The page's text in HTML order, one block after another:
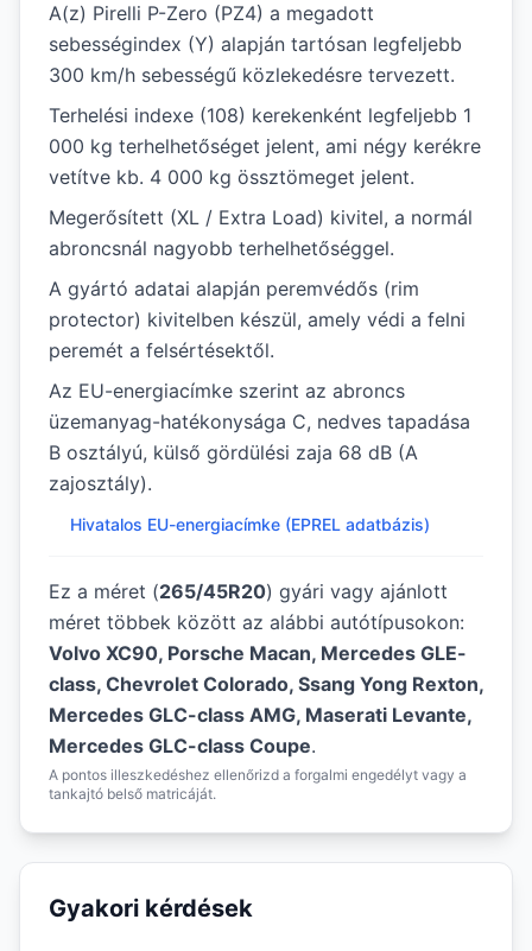
A(z) Pirelli P-Zero (PZ4) a megadott
sebességindex (Y) alapján tartósan legfeljebb
300 km/h sebességű közlekedésre tervezett.
Terhelési indexe (108) kerekenként legfeljebb 1
000 kg terhelhetőséget jelent, ami négy kerékre
vetítve kb. 4 000 kg össztömeget jelent.
Megerősített (XL / Extra Load) kivitel, a normál
abroncsnál nagyobb terhelhetőséggel.
A gyártó adatai alapján peremvédős (rim
protector) kivitelben készül, amely védi a felni
peremét a felsértésektől.
Az EU-energiacímke szerint az abroncs
üzemanyag-hatékonysága C, nedves tapadása
B osztályú, külső gördülési zaja 68 dB (A
zajosztály).
Hivatalos EU-energiacímke (EPREL adatbázis)
Ez a méret (265/45R20) gyári vagy ajánlott
méret többek között az alábbi autótípusokon:
Volvo XC90, Porsche Macan, Mercedes GLE-
class, Chevrolet Colorado, Ssang Yong Rexton,
Mercedes GLC-class AMG, Maserati Levante,
Mercedes GLC-class Coupe.
A pontos illeszkedéshez ellenőrizd a forgalmi engedélyt vagy a
tankajtó belső matricáját.
Gyakori kérdések